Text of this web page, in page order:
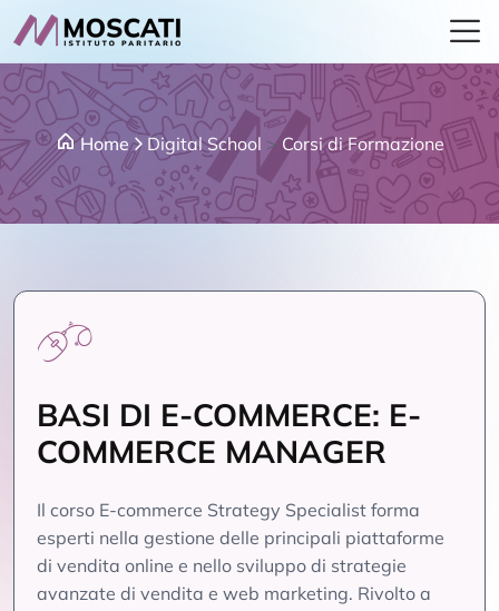
Home Digital School >Corsi di Formazione
BASI DI E-COMMERCE: E-
COMMERCE MANAGER
Il corso E-commerce Strategy Specialist forma
esperti nella gestione delle principali piattaforme
di vendita online e nello sviluppo di strategie
avanzate di vendita e web marketing. Rivolto a